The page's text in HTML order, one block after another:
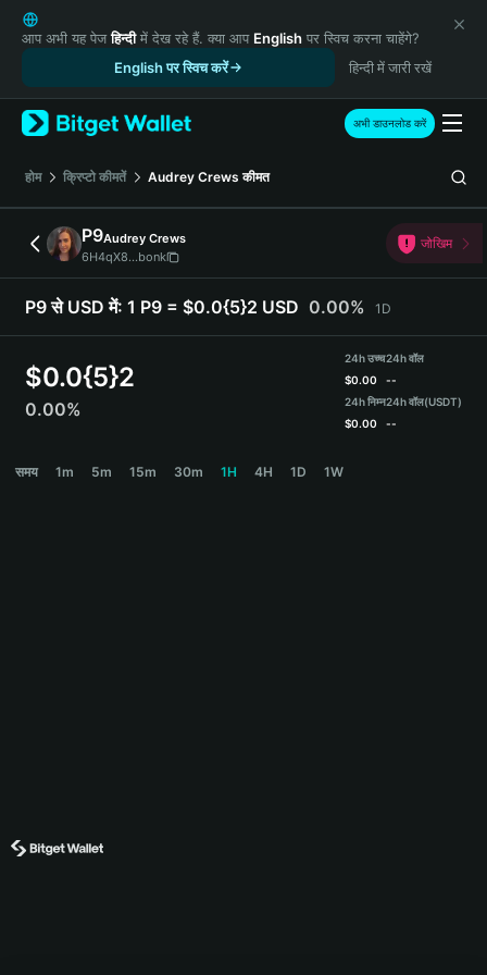
English
日本語
Русский
Español (Latinoamérica)
Türkçe
Italiano
Deutsch
简体中文
繁體中文
Português (Portugal)
हिन्दी
Español (Argentina)
आप अभी यह पेजहिन्दीमें देख रहे हैं. क्या आप English पर स्विच करना चाहेंगे?
English पर स्विच करें
हिन्दी में जारी रखें
अभी डाउनलोड करें
होम क्रिप्टो कीमतें Audrey Crews कीमत
P9Audrey Crews
6H4qX8...bonk
जोखिम
P9 से USD में: 1 P9 = $0.0{5}2 USD 0.00% 1D
$0.0{5}2
0.00%
24h उच्च
$0.00
24h निम्न
$0.00
24h वॉल
--
24h वॉल(USDT)
--
समय 1m 5m 15m 30m 1H 4H 1D 1W